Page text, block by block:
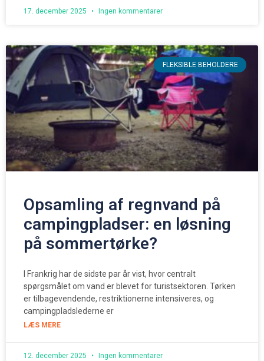
17. december 2025 Ingen kommentarer
FLEKSIBLE BEHOLDERE
Opsamling af regnvand på
campingpladser: en løsning
på sommertørke?
I Frankrig har de sidste par år vist, hvor centralt
spørgsmålet om vand er blevet for turistsektoren. Tørken
er tilbagevendende, restriktionerne intensiveres, og
campingpladslederne er
LÆS MERE
12. december 2025 Ingen kommentarer